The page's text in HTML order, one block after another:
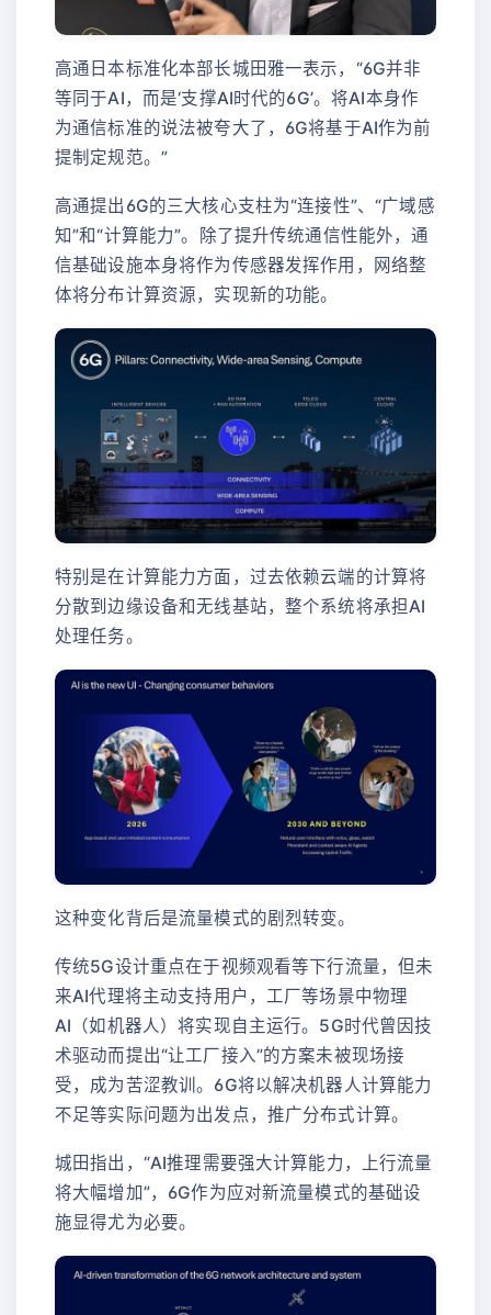
高通日本标准化本部长城田雅一表示，“6G并非
等同于AI，而是‘支撑AI时代的6G’。将AI本身作
为通信标准的说法被夸大了，6G将基于AI作为前
提制定规范。”
高通提出6G的三大核心支柱为“连接性”、“广域感
知”和“计算能力”。除了提升传统通信性能外，通
信基础设施本身将作为传感器发挥作用，网络整
体将分布计算资源，实现新的功能。
特别是在计算能力方面，过去依赖云端的计算将
分散到边缘设备和无线基站，整个系统将承担AI
处理任务。
这种变化背后是流量模式的剧烈转变。
传统5G设计重点在于视频观看等下行流量，但未
来AI代理将主动支持用户，工厂等场景中物理
AI（如机器人）将实现自主运行。5G时代曾因技
术驱动而提出“让工厂接入”的方案未被现场接
受，成为苦涩教训。6G将以解决机器人计算能力
不足等实际问题为出发点，推广分布式计算。
城田指出，“AI推理需要强大计算能力，上行流量
将大幅增加”，6G作为应对新流量模式的基础设
施显得尤为必要。